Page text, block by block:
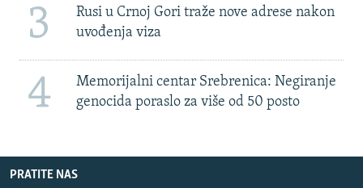
3
Rusi u Crnoj Gori traže nove adrese nakon
uvođenja viza
4
Memorijalni centar Srebrenica: Negiranje
genocida poraslo za više od 50 posto
PRATITE NAS